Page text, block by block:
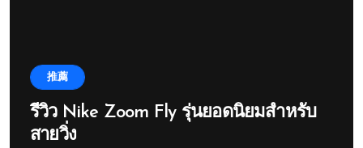
推薦
รีวิว Nike Zoom Fly รุ่นยอดนิยมสำหรับ
สายวิ่ง